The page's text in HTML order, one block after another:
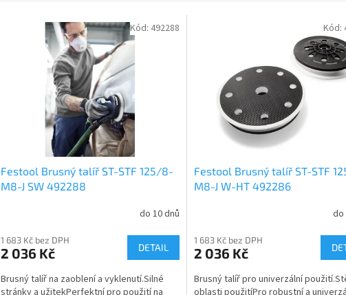
Festool Brusný talíř ST-STF 125/8-
M8-J SW 492288
do 10 dnů
1 683 Kč bez DPH
2 036 Kč DETAIL
Brusný talíř na zaoblení a vyklenutí.Silné
stránky a užitekPerfektní pro použití na
Kód: 492288
Festool Brusný talíř ST-STF
M8-J W-HT 492286
do
1 683 Kč bez DPH
2 036 Kč
Brusný talíř pro univerzální
oblasti použitíPro robustní a
Kód: